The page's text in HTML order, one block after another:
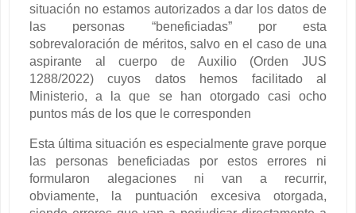
situación no estamos autorizados a dar los datos de
las personas “beneficiadas” por esta
sobrevaloración de méritos, salvo en el caso de una
aspirante al cuerpo de Auxilio (Orden JUS
1288/2022) cuyos datos hemos facilitado al
Ministerio, a la que se han otorgado casi ocho
puntos más de los que le corresponden
Esta última situación es especialmente grave porque
las personas beneficiadas por estos errores ni
formularon alegaciones ni van a recurrir,
obviamente, la puntuación excesiva otorgada,